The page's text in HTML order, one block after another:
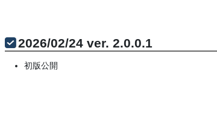
2026/02/24 ver. 2.0.0.1
初版公開